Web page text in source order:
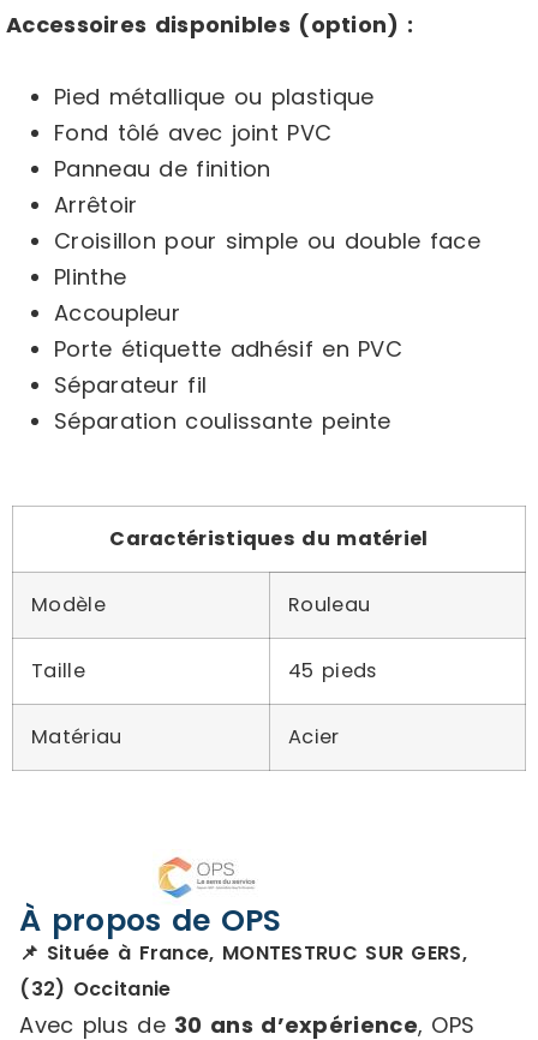
Accessoires disponibles (option) :
Pied métallique ou plastique
Fond tôlé avec joint PVC
Panneau de finition
Arrêtoir
Croisillon pour simple ou double face
Plinthe
Accoupleur
Porte étiquette adhésif en PVC
Séparateur fil
Séparation coulissante peinte
Caractéristiques du matériel
Modèle Rouleau
Taille 45 pieds
Matériau Acier
À propos de OPS
📌 Située à France, MONTESTRUC SUR GERS,
(32) Occitanie
Avec plus de 30 ans d’expérience, OPS